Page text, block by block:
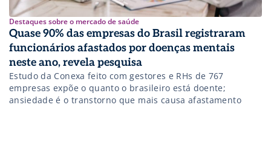
Destaques sobre o mercado de saúde
Quase 90% das empresas do Brasil registraram
funcionários afastados por doenças mentais
neste ano, revela pesquisa
Estudo da Conexa feito com gestores e RHs de 767
empresas expõe o quanto o brasileiro está doente;
ansiedade é o transtorno que mais causa afastamento